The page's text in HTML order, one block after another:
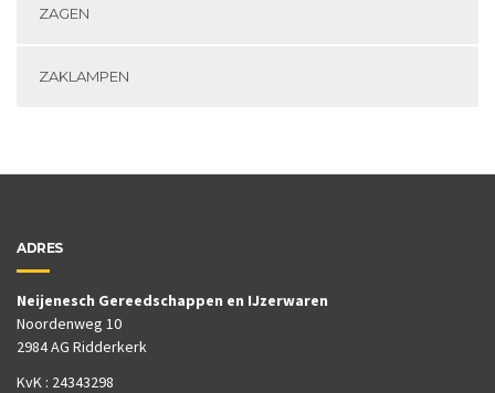
ZAGEN
ZAKLAMPEN
ADRES
Neijenesch Gereedschappen en IJzerwaren
Noordenweg 10
2984 AG Ridderkerk
KvK : 24343298